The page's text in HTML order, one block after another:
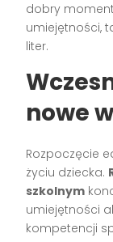
dobry
umiejętności,
liter.
nowe
Rozpoczęcie
życiu dziecka.
szkolnym
umiejętności
kompetencji